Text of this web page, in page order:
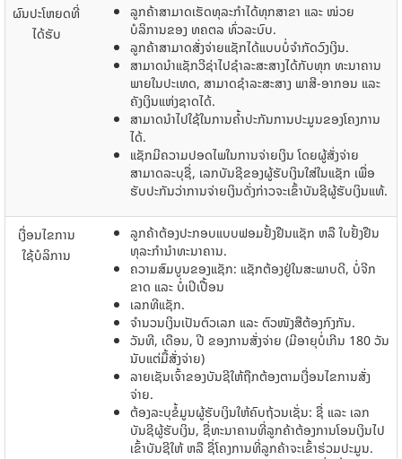
ຜົນປະໂຫຍດທີ່
ໄດ້ຮັບ
ລູກຄ້າສາມາດເຮັດທຸລະກຳໄດ້ທຸກສາຂາ ແລະ ໜ່ວຍ
ບໍລິການຂອງ ທຄຕລ ທົ່ວລະບົບ.
ລູກ​ຄ້າ​ສາມາດ​ສັ່ງ​ຈ່າຍ​ແຊັກ​ໄດ້​​ແບບ​ບໍ່​ຈຳກັດ​ວົງ​ເງິນ.
ສາມາດ​ນໍາ​​ແຊັກ​​ວີຊ່າ​ໄປ​ຊໍາລະ​ສະ​ສາງ​​ໄດ້​ກັບ​ທຸກ​ ທະນາຄານ
ພາຍໃນປະເທດ, ສາມາດ​ຊໍາລະ​ສະ​ສາງ​ ພາສີ-ອາກອນ​ ​ແລະ
ຄັງ​ເງິນ​ແຫ່ງ​ຊາດ​ໄດ້.
ສາມາດ​ນໍາ​​ໄປ​ໃຊ້​ໃນ​ການ​ຄ້ຳປະກັນ​ການ​ປະມູນຂອງ​ໂຄງການ​
ໄດ້.
ແຊັກ​​​ມີຄວາມ​ປອດ​ໄພ​ໃນ​ການ​ຈ່າຍ​ເງິນ ​​​ໂດຍ​ຜູ້​ສັ່ງ​ຈ່າຍ​
ສາມາດ​ລະບຸ​ຊື່, ​ເລກບັນຊີຂ​ອງຜູ້​ຮັບ​ເງິນ​ໃສ່​ໃນ​ແຊັກ ​ເພື່ອ​
ຮັບປະກັນ​ວ່າການ​ຈ່າຍ​ເງິນ​ດັ່ງກ່າວ​ຈະ​ເຂົ້າ​ບັນຊີ​ຜູ້​ຮັບ​ເງິນ​ແທ້.
​ເງື່ອນໄຂການ
ໃຊ້ບໍລິການ
ລູກ​ຄ້າ​ຕ້ອງ​ປະກອບ​ແບບ​​ຟອມຢັ້ງຢືນແຊັກ ຫລື ໃບຢັ້ງຢືນ
ທຸລະກຳນໍາທະນາຄານ.
ຄວາມສົມບູນຂອງແຊັກ: ແຊັກຕ້ອງຢູ່ໃນສະພາບດີ, ບໍ່ຈີກ
ຂາດ ແລະ ບໍ່ເປິເປື້ອນ
ເລກທີ​ແຊັກ.
ຈໍານວນ​ເງິນ​ເປັນ​ຕົວ​ເລກ ແລະ ຕົວໜັງສືຕ້ອງ​ກົງກັນ.
ວັນ​ທີ, ​ເດືອນ, ປີ ຂອງ​ການ​ສັ່ງ​ຈ່າຍ (ມີ​ອາຍຸ​ບໍ່​ເກີນ 180 ວັນ
ນັບ​ແຕ່​ມື້​ສັ່ງ​ຈ່າຍ)
ລາຍ​ເຊັນ​ເຈົ້າ​ຂອງ​ບັນຊີໃຫ້ຖືກຕ້ອງຕາມເງື່ອນໄຂການສັ່ງ
ຈ່າຍ.
ຕ້ອງລະບຸ​ຂໍ້​ມູນ​ຜູ້​ຮັບ​ເງິນ​ໃຫ້​ຄົບ​ຖ້ວນ​ເຊັ່ນ: ຊື່ ​ແລະ ​ເລກ​
ບັນຊີ​ຜູ້​ຮັບ​ເງິນ, ຊື່ທະນາຄານ​ທີ່ລູກ​ຄ້າ​ຕ້ອງການ​ໂອນ​ເງິນ​ໄປ​
ເຂົ້າ​ບັນຊີ​ໃຫ້ ຫລື ຊື່ໂຄງການທີ່ລູກຄ້າຈະເຂົ້າຮ່ວມປະມູນ.